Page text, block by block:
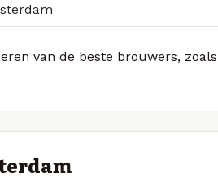
van de beste brouwers,